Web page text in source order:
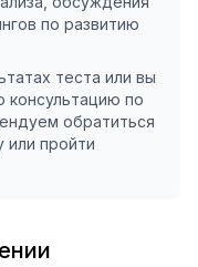
по развитию
теста или вы
консультацию по
обратиться
или пройти